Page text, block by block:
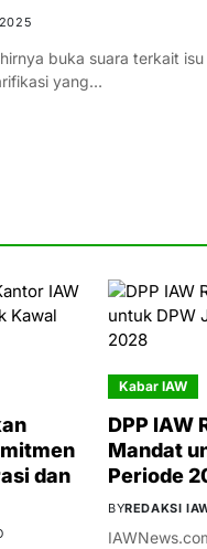
buka suara terkait
yang…
dan
Kabar IAW
DPP IAW
Mandat
Periode
BYREDAKSI